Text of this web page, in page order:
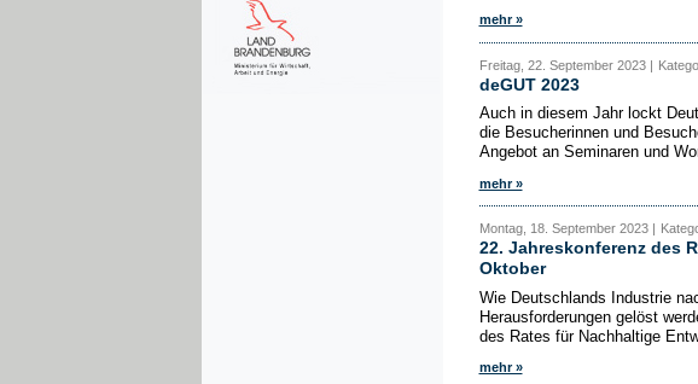
mehr »
Freitag, 22. September 2023 |
deGUT 2023
Auch in diesem Jahr lockt
die Besucherinnen und
Angebot an Seminaren und
mehr »
Montag, 18. September 2023 |
22. Jahreskonferenz des
Oktober
Wie Deutschlands Industrie
Herausforderungen gelöst
des Rates für Nachhaltige
mehr »